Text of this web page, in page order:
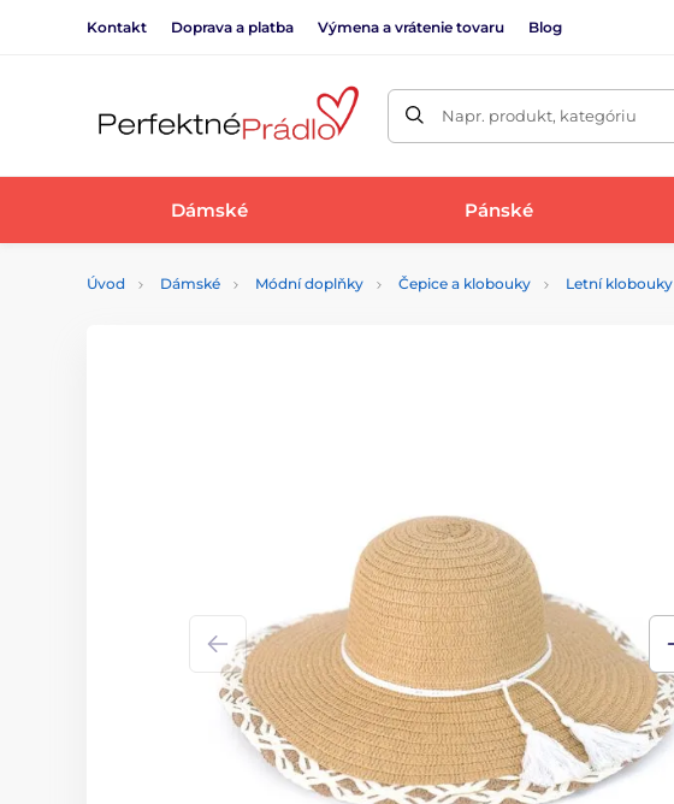
Kontakt Doprava a platba Výmena a vrátenie tovaru Blog
Napr. produkt, kategóriu
Dámské Pánské
Úvod Dámské Módní doplňky Čepice a klobouky Letní klobouky